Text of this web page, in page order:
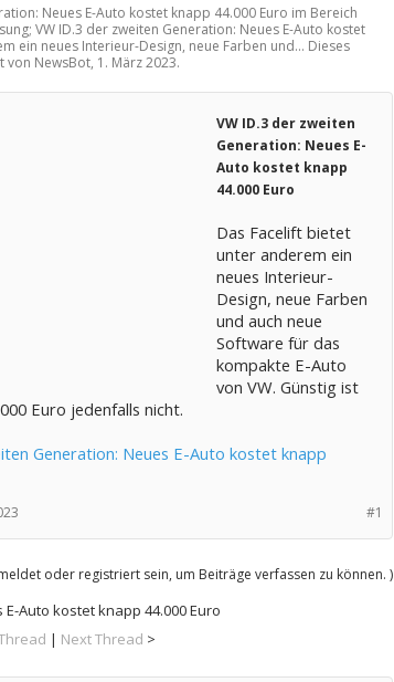
Neues E-Auto kostet knapp 44.000 Euro im Bereich
VW ID.3 der zweiten Generation: Neues E-Auto kostet
ein neues Interieur-Design, neue Farben und... Dieses
von NewsBot, 1. März 2023.
VW ID.3 der zweiten
Generation: Neues E-
Auto kostet knapp
44.000 Euro
Das Facelift bietet
unter anderem ein
neues Interieur-
Design, neue Farben
und auch neue
Software für das
kompakte E-Auto
von VW. Günstig ist
Euro jedenfalls nicht.
Generation: Neues E-Auto kostet knapp
#1
oder registriert sein, um Beiträge verfassen zu können. )
Auto kostet knapp 44.000 Euro
| Next Thread >